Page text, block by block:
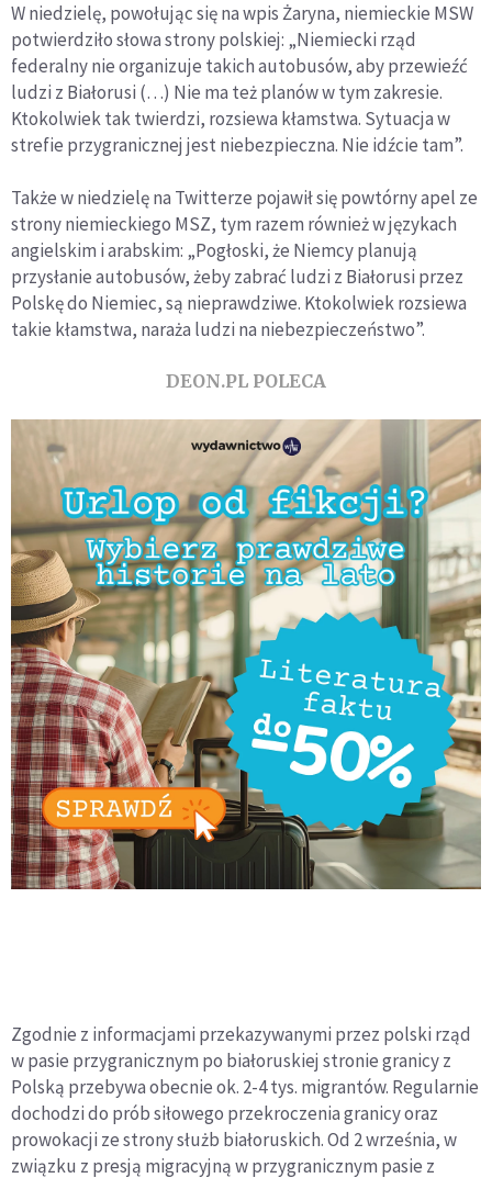
W niedzielę, powołując się na wpis Żaryna, niemieckie MSW
potwierdziło słowa strony polskiej: „Niemiecki rząd
federalny nie organizuje takich autobusów, aby przewieźć
ludzi z Białorusi (…) Nie ma też planów w tym zakresie.
Ktokolwiek tak twierdzi, rozsiewa kłamstwa. Sytuacja w
strefie przygranicznej jest niebezpieczna. Nie idźcie tam”.
Także w niedzielę na Twitterze pojawił się powtórny apel ze
strony niemieckiego MSZ, tym razem również w językach
angielskim i arabskim: „Pogłoski, że Niemcy planują
przysłanie autobusów, żeby zabrać ludzi z Białorusi przez
Polskę do Niemiec, są nieprawdziwe. Ktokolwiek rozsiewa
takie kłamstwa, naraża ludzi na niebezpieczeństwo”.
DEON.PL POLECA
Zgodnie z informacjami przekazywanymi przez polski rząd
w pasie przygranicznym po białoruskiej stronie granicy z
Polską przebywa obecnie ok. 2-4 tys. migrantów. Regularnie
dochodzi do prób siłowego przekroczenia granicy oraz
prowokacji ze strony służb białoruskich. Od 2 września, w
związku z presją migracyjną w przygranicznym pasie z